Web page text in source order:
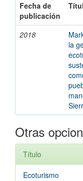
Fecha de
publicación
2018
la
Otras
Título
Ecoturismo